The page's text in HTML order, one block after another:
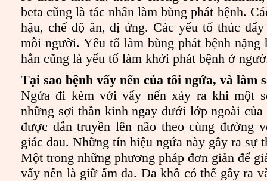
beta cũng là tác nhân làm bùng phát bệnh.
hậu, chế độ ăn, dị ứng. Các yếu tố thúc
mỗi người. Yếu tố làm bùng phát bệnh
hẳn cũng là yếu tố làm khởi phát bệnh ở
Tại sao bệnh vẩy nến của tôi ngứa, và làm
Ngứa đi kèm với vẩy nến xảy ra khi một
những sợi thần kinh ngay dưới lớp ngoài
được dẫn truyền lên não theo cùng đường
giác đau. Những tín hiệu ngứa này gây ra sự
Một trong những phương pháp đơn giản để
vẩy nến là giữ ẩm da. Da khô có thể gây ra